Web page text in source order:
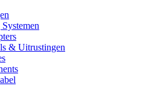
& Uitrustingen